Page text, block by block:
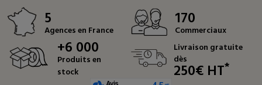
5
Agences en France
170
Commerciaux
+6 000
Produits en
stock
Livraison gratuite
dès
250€ HT*